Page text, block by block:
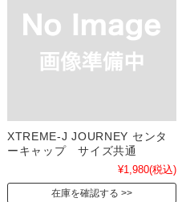
XTREME-J JOURNEY センタ
ーキャップ サイズ共通
¥1,980(税込)
在庫を確認する